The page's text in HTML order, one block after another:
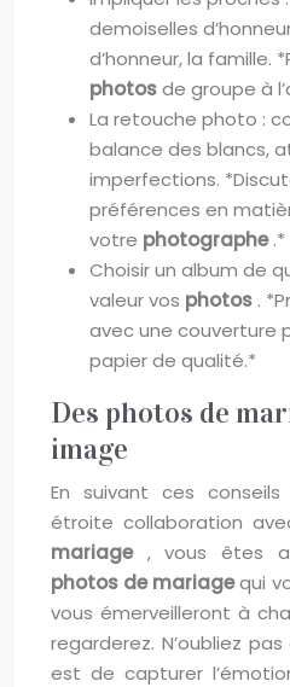
demoiselles
d’honneur, la famille.
photosde groupe à
La retouche photo :
balance des blancs,
imperfections.
préférences en
votre photographe.*
Choisir un album de
valeur vos photos .
avec une couverture
papier de qualité.*
Des photos de
image
En suivant ces
étroite collaboration
mariage , vous êtes
photos de mariagequi
vous émerveilleront à
regarderez. N’oubliez
est de capturer